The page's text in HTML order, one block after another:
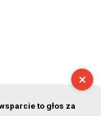
×
to głos za